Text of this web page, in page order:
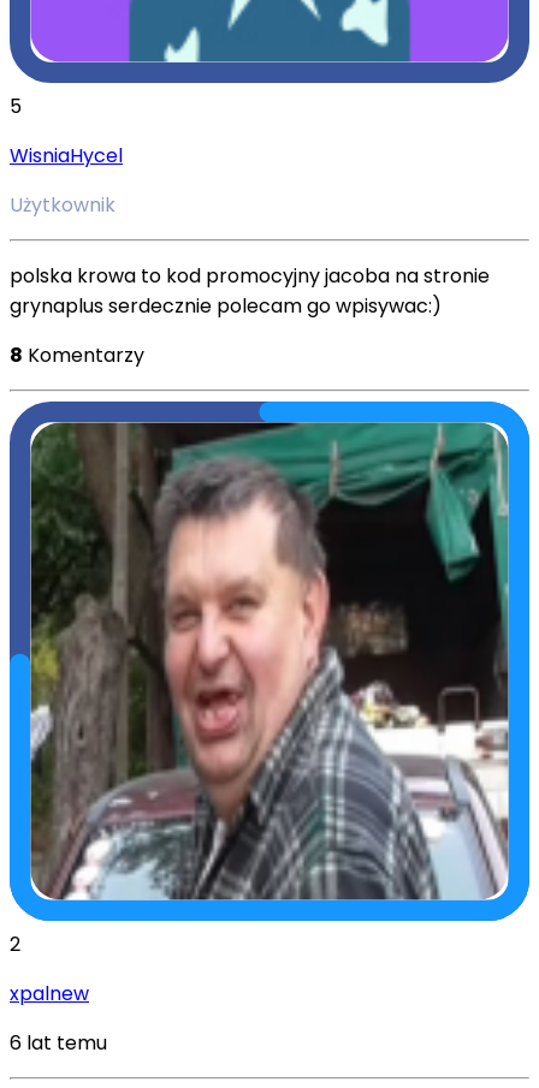
5
WisniaHycel
Użytkownik
polska krowa to kod promocyjny jacoba na stronie
grynaplus serdecznie polecam go wpisywac:)
8 Komentarzy
2
xpalnew
6 lat temu